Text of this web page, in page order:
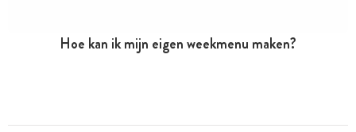
Hoe kan ik mijn eigen weekmenu maken?